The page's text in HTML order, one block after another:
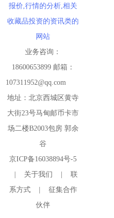
报价,行情的分析,相关
收藏品投资的资讯类的
网站
业务咨询：
18600653899 邮箱：
107311952@qq.com
地址：北京西城区黄寺
大街23号马甸邮币卡市
场二楼B2003包房 郭余
谷
京ICP备16038894号-5
关于我们
联
系方式
征集合作
伙伴